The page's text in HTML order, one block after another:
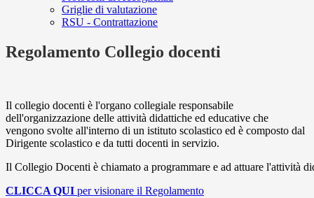
Griglie di valutazione
RSU - Contrattazione
Regolamento Collegio docenti
Il collegio docenti è l'organo collegiale responsabile
dell'organizzazione delle attività didattiche ed educative che
vengono svolte all'interno di un istituto scolastico ed è composto dal
Dirigente scolastico e da tutti docenti in servizio.
Il Collegio Docenti è chiamato a programmare e ad attuare l'attività
CLICCA QUI per visionare il Regolamento